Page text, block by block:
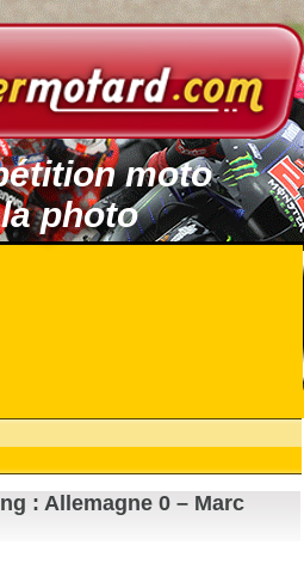
moto
photo
: Allemagne 0 – Marc